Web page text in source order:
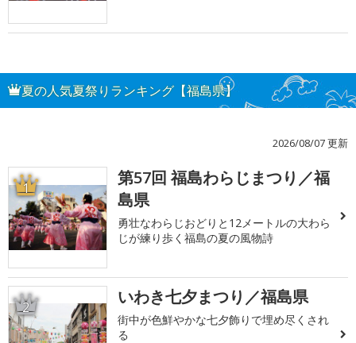
夏の人気夏祭りランキング【福島県】
2026/08/07 更新
1
第57回 福島わらじまつり／福
島県
勇壮なわらじおどりと12メートルの大わら
じが練り歩く福島の夏の風物詩
2 いわき七夕まつり／福島県
街中が色鮮やかな七夕飾りで埋め尽くされ
る